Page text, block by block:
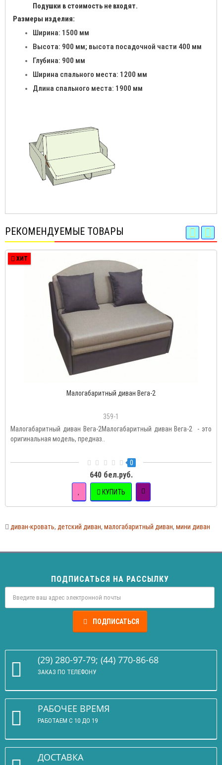
Подушки в стоимость не входят.
Размеры изделия:
Ширина: 1500 мм
Высота: 900 мм; высота посадочной части 400 мм
Глубина: 900 мм
Ширина спального места: 1200 мм
Длина спального места: 1900 мм
РЕКОМЕНДУЕМЫЕ ТОВАРЫ
ХИТ
Малогабаритный диван Вега-2
359-1
Малогабаритный диван Вега-2Малогабаритный диван Вега-2 - это
оригинальная модель, предназ..
0
640 бел.руб.
КУПИТЬ
диван-кровать, детский диван, малогабаритный диван, мини диван
ПОДПИСАТЬСЯ НА РАССЫЛКУ
ПОДПИСАТЬСЯ
(29) 280-97-79; (44) 770-86-68
ЗАКАЗ ПО ТЕЛЕФОНУ
РАБОЧЕЕ ВРЕМЯ
РАБОТАЕМ С 10 ДО 19
ДОСТАВКА